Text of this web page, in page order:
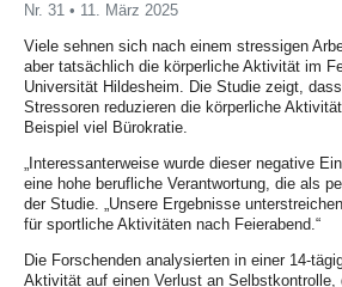
Nr. 31 • 11. März 2025
Viele sehnen sich nach einem stressigen
aber tatsächlich die körperliche Aktivität im
Universität Hildesheim. Die Studie zeigt,
Stressoren reduzieren die körperliche
Beispiel viel Bürokratie.
„Interessanterweise wurde dieser negative
eine hohe berufliche Verantwortung, die als
der Studie. „Unsere Ergebnisse
für sportliche Aktivitäten nach Feierabend.“
Die Forschenden analysierten in einer 14-
Aktivität auf einen Verlust an